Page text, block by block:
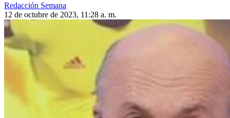
Redacción Semana
12 de octubre de 2023, 11:28 a. m.